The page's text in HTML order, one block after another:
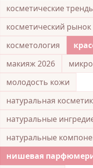
косметические
косметический рынок
косметология
макияж 2026
молодость кожи
натуральная
натуральные
натуральные
нишевая